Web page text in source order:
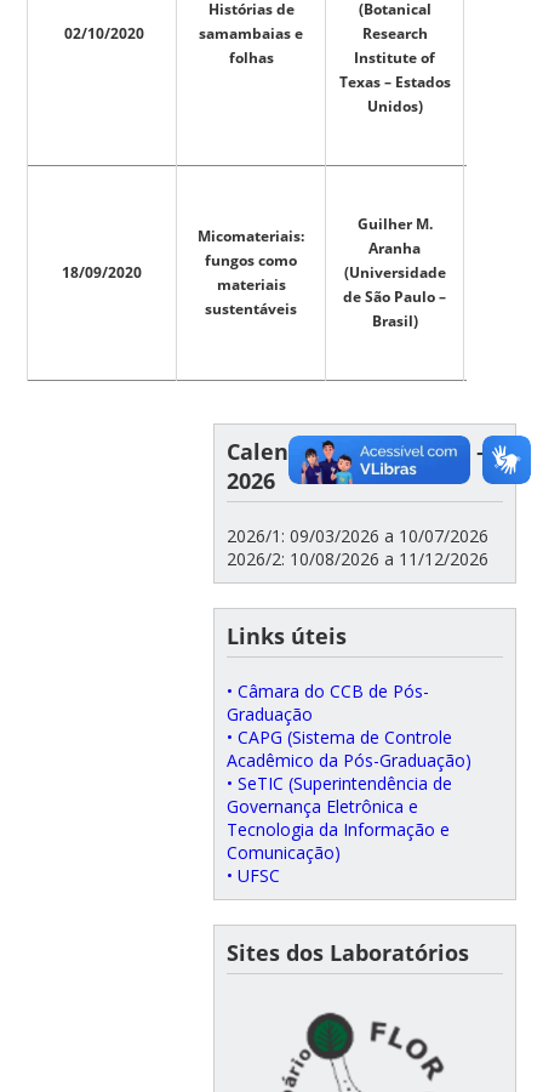
02/10/2020
Histórias de
samambaias e
folhas
(Botanical
Research
Institute of
Texas – Estados
Unidos)
18/09/2020
Micomateriais:
fungos como
materiais
sustentáveis
Guilher M.
Aranha
(Universidade
de São Paulo –
Brasil)
Calendário Acadêmico –
2026
2026/1: 09/03/2026 a 10/07/2026
2026/2: 10/08/2026 a 11/12/2026
Links úteis
• Câmara do CCB de Pós-
Graduação
• CAPG (Sistema de Controle
Acadêmico da Pós-Graduação)
• SeTIC (Superintendência de
Governança Eletrônica e
Tecnologia da Informação e
Comunicação)
• UFSC
Sites dos Laboratórios